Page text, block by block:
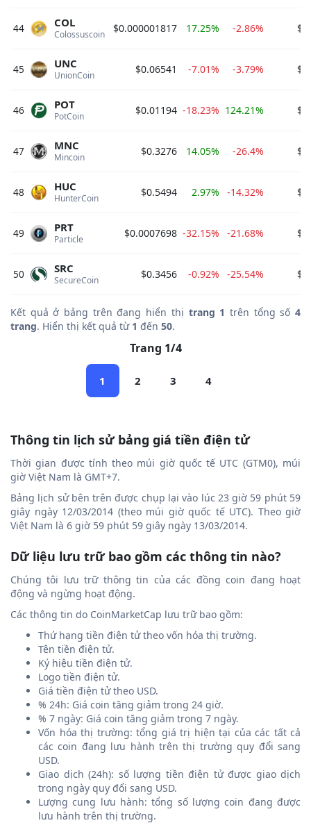
44 Colossuscoin
COL $0.000001817 17.25% -2.86%
45 UnionCoin
UNC $0.06541 -7.01% -3.79%
46 PotCoin
POT $0.01194 -18.23% 124.21%
47 Mincoin
MNC $0.3276 14.05% -26.4%
48 HunterCoin
HUC $0.5494 2.97% -14.32%
49 Particle
PRT $0.0007698 -32.15% -21.68%
50 SecureCoin
SRC $0.3456 -0.92% -25.54%
Kết quả ở bảng trên đang hiển thị trang 1 trên tổng số4
trang. Hiển thị kết quả từ 1 đến 50.
Trang 1/4
1 2 3 4
Thông tin lịch sử bảng giá tiền điện tử
Thời gian được tính theo múi giờ quốc tế UTC (GTM0), múi
giờ Việt Nam là GMT+7.
Bảng lịch sử bên trên được chụp lại vào lúc 23 giờ 59 phút 59
giây ngày 12/03/2014 (theo múi giờ quốc tế UTC). Theo giờ
Việt Nam là 6 giờ 59 phút 59 giây ngày 13/03/2014.
Dữ liệu lưu trữ bao gồm các thông tin nào?
Chúng tôi lưu trữ thông tin của các đồng coin đang hoạt
động và ngừng hoạt động.
Các thông tin do CoinMarketCap lưu trữ bao gồm:
Thứ hạng tiền điện tử theo vốn hóa thị trường.
Tên tiền điện tử.
Ký hiệu tiền điện tử.
Logo tiền điện tử.
Giá tiền điện tử theo USD.
% 24h: Giá coin tăng giảm trong 24 giờ.
% 7 ngày: Giá coin tăng giảm trong 7 ngày.
Vốn hóa thị trường: tổng giá trị hiện tại của các tất cả
các coin đang lưu hành trên thị trường quy đổi sang
USD.
Giao dịch (24h): số lượng tiền điện tử được giao dịch
trong ngày quy đổi sang USD.
Lượng cung lưu hành: tổng số lượng coin đang được
lưu hành trên thị trường.